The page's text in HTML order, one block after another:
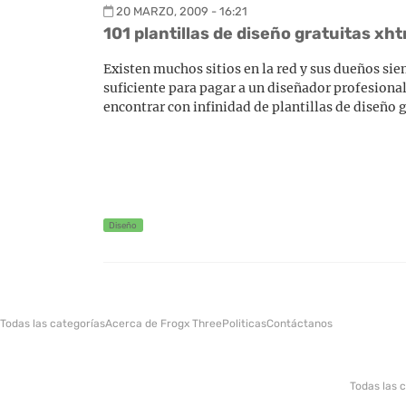
20 MARZO, 2009 - 16:21
101 plantillas de diseño gratuitas
Existen muchos sitios en la red y sus dueños
suficiente para pagar a un diseñador
encontrar con infinidad de plantillas de diseño
Diseño
Todas las categoríasAcerca de Frogx ThreePoliticasContáctanos
Todas las